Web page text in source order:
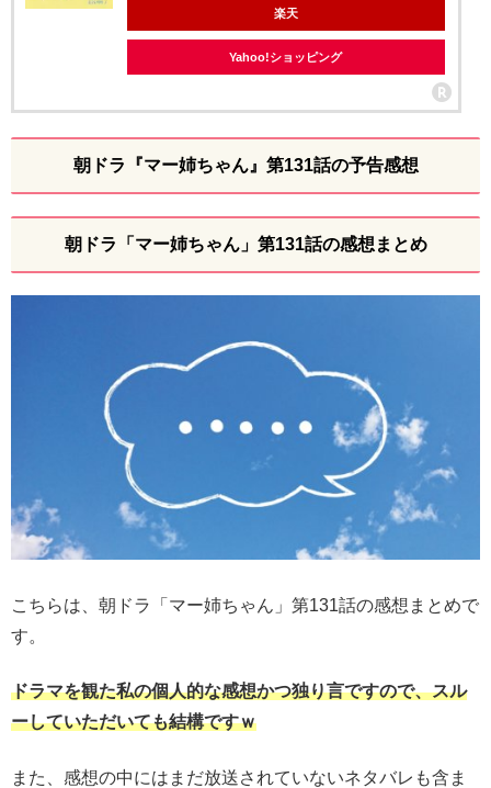
楽天
Yahoo!ショッピング
朝ドラ『マー姉ちゃん』第131話の予告感想
朝ドラ「マー姉ちゃん」第131話の感想まとめ
こちらは、朝ドラ「マー姉ちゃん」第131話の感想まとめで
す。
ドラマを観た私の個人的な感想かつ独り言ですので、スル
ーしていただいても結構ですｗ
また、感想の中にはまだ放送されていないネタバレも含ま